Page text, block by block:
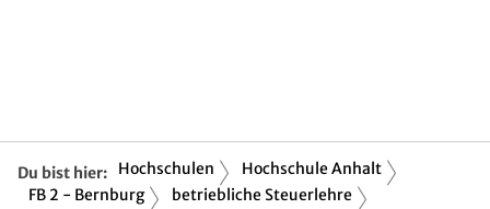
Du bist hier: Hochschulen
Hochschule Anhalt
FB 2 - Bernburg
betriebliche Steuerlehre